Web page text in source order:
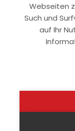
Datenschutz
Webseiten
Such und
auf Ihr